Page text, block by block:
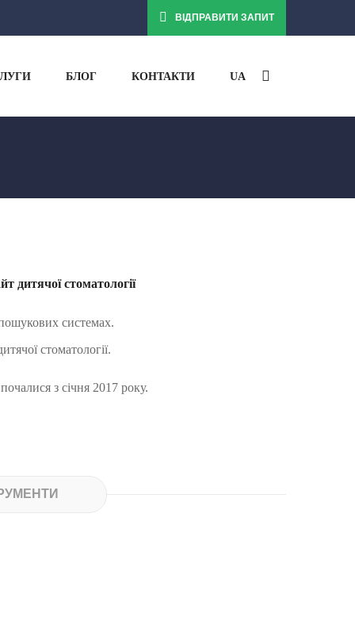
ВІДПРАВИТИ ЗАПИТ
БЛОГ КОНТАКТИ UA
дитячої стоматології
системах.
стоматології.
почалися з січня 2017 року.